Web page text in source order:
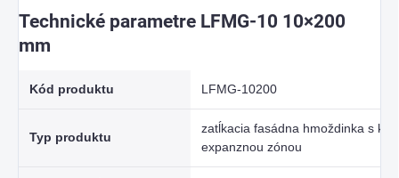
Technické parametre LFMG-10 10×200
mm
Kód produktu LFMG-10200
Typ produktu
zatĺkacia fasádna hmoždinka s
expanznou zónou